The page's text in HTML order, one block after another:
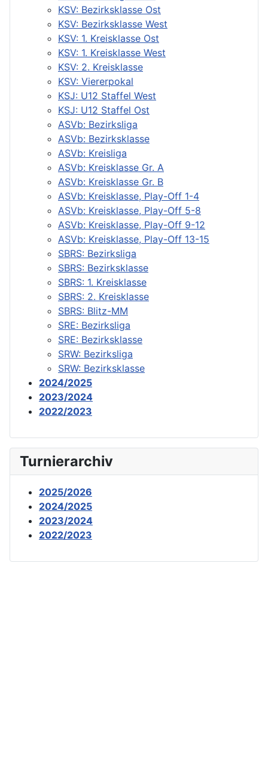
KSV: Bezirksklasse Ost
KSV: Bezirksklasse West
KSV: 1. Kreisklasse Ost
KSV: 1. Kreisklasse West
KSV: 2. Kreisklasse
KSV: Viererpokal
KSJ: U12 Staffel West
KSJ: U12 Staffel Ost
ASVb: Bezirksliga
ASVb: Bezirksklasse
ASVb: Kreisliga
ASVb: Kreisklasse Gr. A
ASVb: Kreisklasse Gr. B
ASVb: Kreisklasse, Play-Off 1-4
ASVb: Kreisklasse, Play-Off 5-8
ASVb: Kreisklasse, Play-Off 9-12
ASVb: Kreisklasse, Play-Off 13-15
SBRS: Bezirksliga
SBRS: Bezirksklasse
SBRS: 1. Kreisklasse
SBRS: 2. Kreisklasse
SBRS: Blitz-MM
SRE: Bezirksliga
SRE: Bezirksklasse
SRW: Bezirksliga
SRW: Bezirksklasse
2024/2025
2023/2024
2022/2023
Turnierarchiv
2025/2026
2024/2025
2023/2024
2022/2023